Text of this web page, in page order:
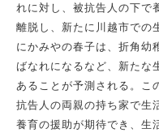
れに対し、被抗告人の下で
離脱し、新たに川越市での
にかみやの春子は、折角幼
ばなれになるなど、新たな
あることが予測される。こ
抗告人の両親の持ち家で生
養育の援助が期待でき、生